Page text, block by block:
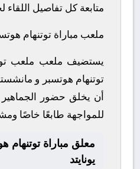
متابعة كل تفاصيل
ملعب مباراة توتنهام
يستضيف ملعب ملعب
توتنهام هوتسبر و
أن يخلق حضور
للمواجهة طابعًا خاصًا
معلق مباراة توتنهام
يونايتد